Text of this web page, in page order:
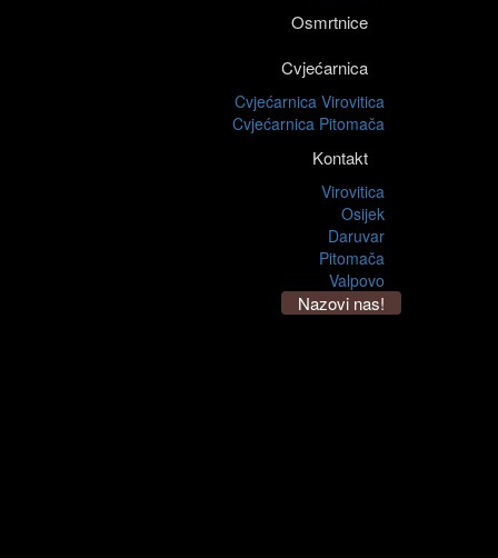
Osmrtnice
Cvjećarnica
Cvjećarnica Virovitica
Cvjećarnica Pitomača
Kontakt
Virovitica
Osijek
Daruvar
Pitomača
Valpovo
Nazovi nas!